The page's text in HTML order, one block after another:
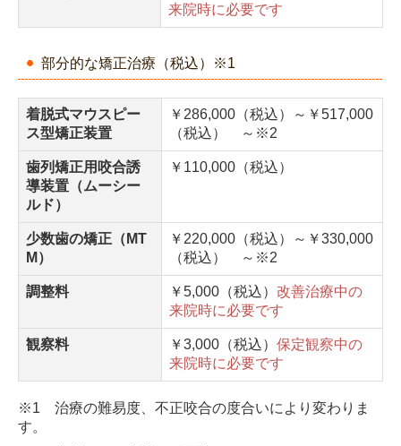
来院時に必要です
部分的な矯正治療（税込）※1
着脱式マウスピー
ス型矯正装置
￥286,000（税込）～￥517,000
（税込） ～ ※2
歯列矯正用咬合誘
導装置（ムーシー
ルド）
￥110,000（税込）
少数歯の矯正（MT
M）
￥220,000（税込）～￥330,000
（税込） ～ ※2
調整料 ￥5,000（税込） 改善治療中の
来院時に必要です
観察料 ￥3,000（税込） 保定観察中の
来院時に必要です
※1 治療の難易度、不正咬合の度合いにより変わりま
す。